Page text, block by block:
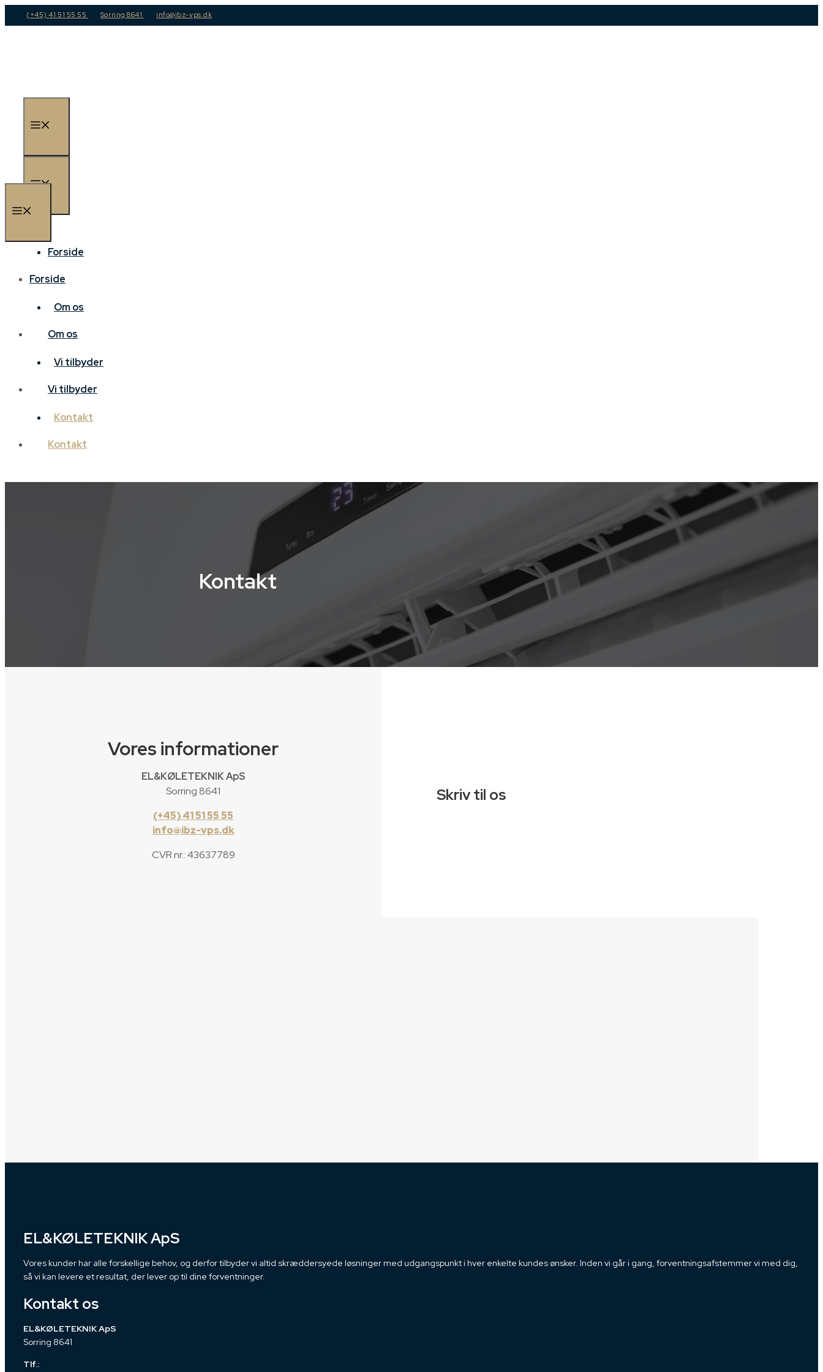
til
(+45) 41 51 55 55 Sorring 8641 info@ibz-vps.dk
Menu
Forside
Om os
Vi tilbyder
Kontakt
Menu
Forside
Om os
Vi tilbyder
Kontakt
Kontakt
Vores informationer
EL&KØLETEKNIK ApS
Sorring 8641
(+45) 41 51 55 55
info@ibz-vps.dk
CVR nr.: 43637789
Skriv til os
EL&KØLETEKNIK ApS
Vores kunder har alle forskellige behov, og derfor tilbyder vi altid skræddersyede løsninger med udgangspunkt i hver enkelte kundes ønsker. Inden vi går i gang, forventningsafstemmer vi med dig,
så vi kan levere et resultat, der lever op til dine forventninger.
Kontakt os
EL&KØLETEKNIK ApS
Sorring 8641
Tlf.: